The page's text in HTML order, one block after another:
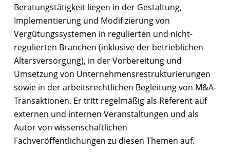
Beratungstätigkeit liegen in der Gestaltung,
Implementierung und Modifizierung von
Vergütungssystemen in regulierten und nicht-
regulierten Branchen (inklusive der betrieblichen
Altersversorgung), in der Vorbereitung und
Umsetzung von Unternehmensrestrukturierungen
sowie in der arbeitsrechtlichen Begleitung von M&A-
Transaktionen. Er tritt regelmäßig als Referent auf
externen und internen Veranstaltungen und als
Autor von wissenschaftlichen
Fachveröffentlichungen zu diesen Themen auf.